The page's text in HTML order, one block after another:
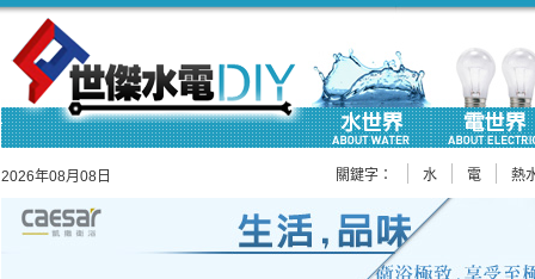
2026年08月08日 關鍵字： 水 電 熱